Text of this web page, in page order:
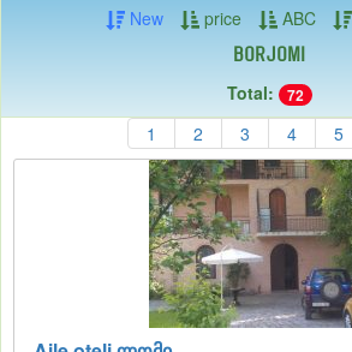
New price ABC
Borjomi
Total: 72
1 2 3 4 5